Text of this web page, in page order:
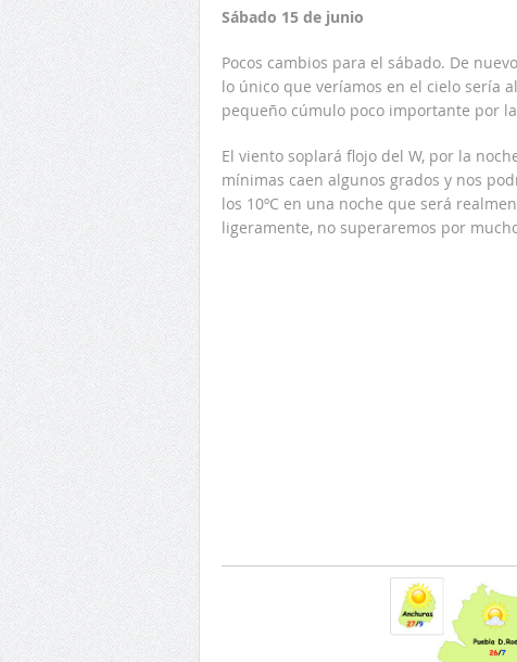
Sábado 15 de junio
Pocos cambios para el sábado. De
lo único que veríamos en el cielo sería
pequeño cúmulo poco importante por
El viento soplará flojo del W, por la
mínimas caen algunos grados y nos
los 10ºC en una noche que será
ligeramente, no superaremos por